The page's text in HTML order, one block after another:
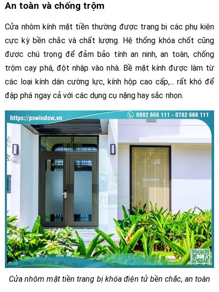
An toàn và chống trộm
Cửa nhôm kính mặt tiền thường được trang bị các phụ kiện
cực kỳ bền chắc và chất lượng. Hệ thống khóa chốt cũng
được chú trọng để đảm bảo tính an ninh, an toàn, chống
trộm cạy phá, đột nhập vào nhà. Bề mặt kính được làm từ
các loại kính dán cường lực, kính hộp cao cấp,... rất khó để
đập phá ngay cả với các dụng cụ nặng hay sắc nhọn.
Cửa nhôm mặt tiền trang bị khóa điện tử bền chắc, an toàn